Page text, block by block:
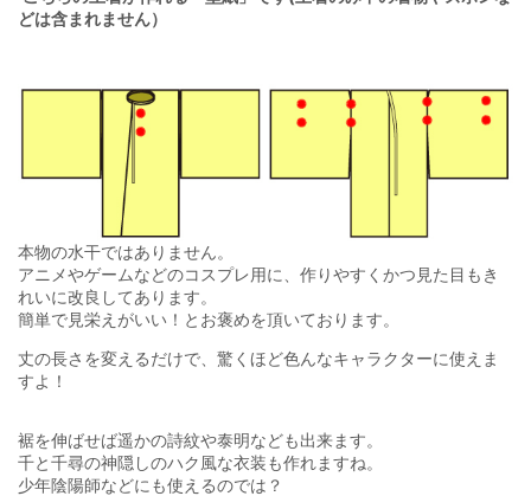
どは含まれません）
本物の水干ではありません。
アニメやゲームなどのコスプレ用に、作りやすくかつ見た目もき
れいに改良してあります。
簡単で見栄えがいい！とお褒めを頂いております。
丈の長さを変えるだけで、驚くほど色んなキャラクターに使えま
すよ！
裾を伸ばせば遥かの詩紋や泰明なども出来ます。
千と千尋の神隠しのハク風な衣装も作れますね。
少年陰陽師などにも使えるのでは？